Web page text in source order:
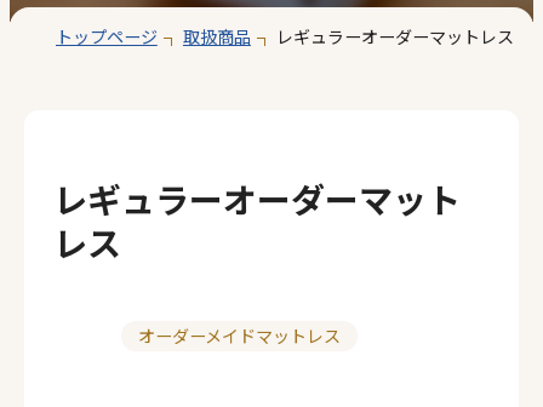
トップページ 取扱商品 レギュラーオーダーマットレス
レギュラーオーダーマット
レス
オーダーメイドマットレス